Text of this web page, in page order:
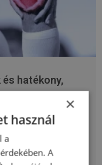
hatékony,
gyakori
vagy akár egy
×
használ
a
A